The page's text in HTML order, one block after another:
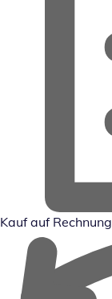
Kauf auf Rechnung